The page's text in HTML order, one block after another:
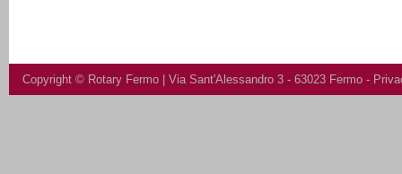
Copyright © Rotary Fermo | Via Sant'Alessandro 3 - 63023 Fermo -